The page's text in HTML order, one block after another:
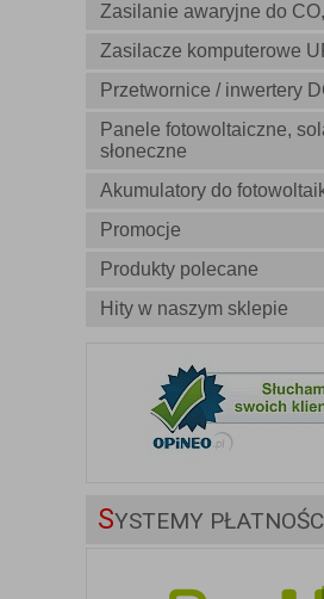
Zasilanie awaryjne do
Zasilacze komputerowe
Przetwornice / inwertery
Panele fotowoltaiczne,
słoneczne
Akumulatory do
Promocje
Produkty polecane
Hity w naszym sklepie
SYSTEMY